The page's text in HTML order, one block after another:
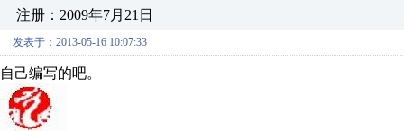
注册：2009年7月21日
发表于：2013-05-16 10:07:33
自己编写的吧。